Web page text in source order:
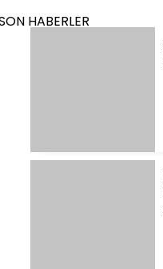
HABERLER